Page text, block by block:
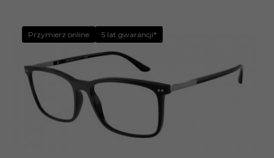
Przymierz online 5 lat gwarancji*